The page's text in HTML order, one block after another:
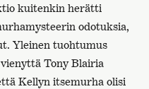
kuitenkin herätti
odotuksia,
Yleinen tuohtumus
Tony Blairia
Kellyn itsemurha olisi